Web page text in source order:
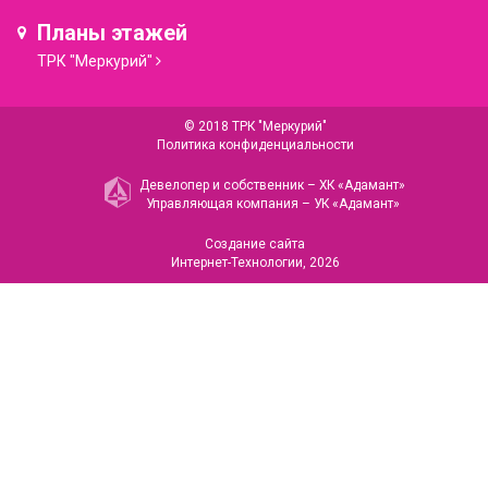
Планы этажей
ТРК "Меркурий"
© 2018 ТРК "Меркурий"
Политика конфиденциальности
Девелопер и собственник – ХК «Адамант»
Управляющая компания – УК «Адамант»
Создание сайта
Интернет-Технологии, 2026